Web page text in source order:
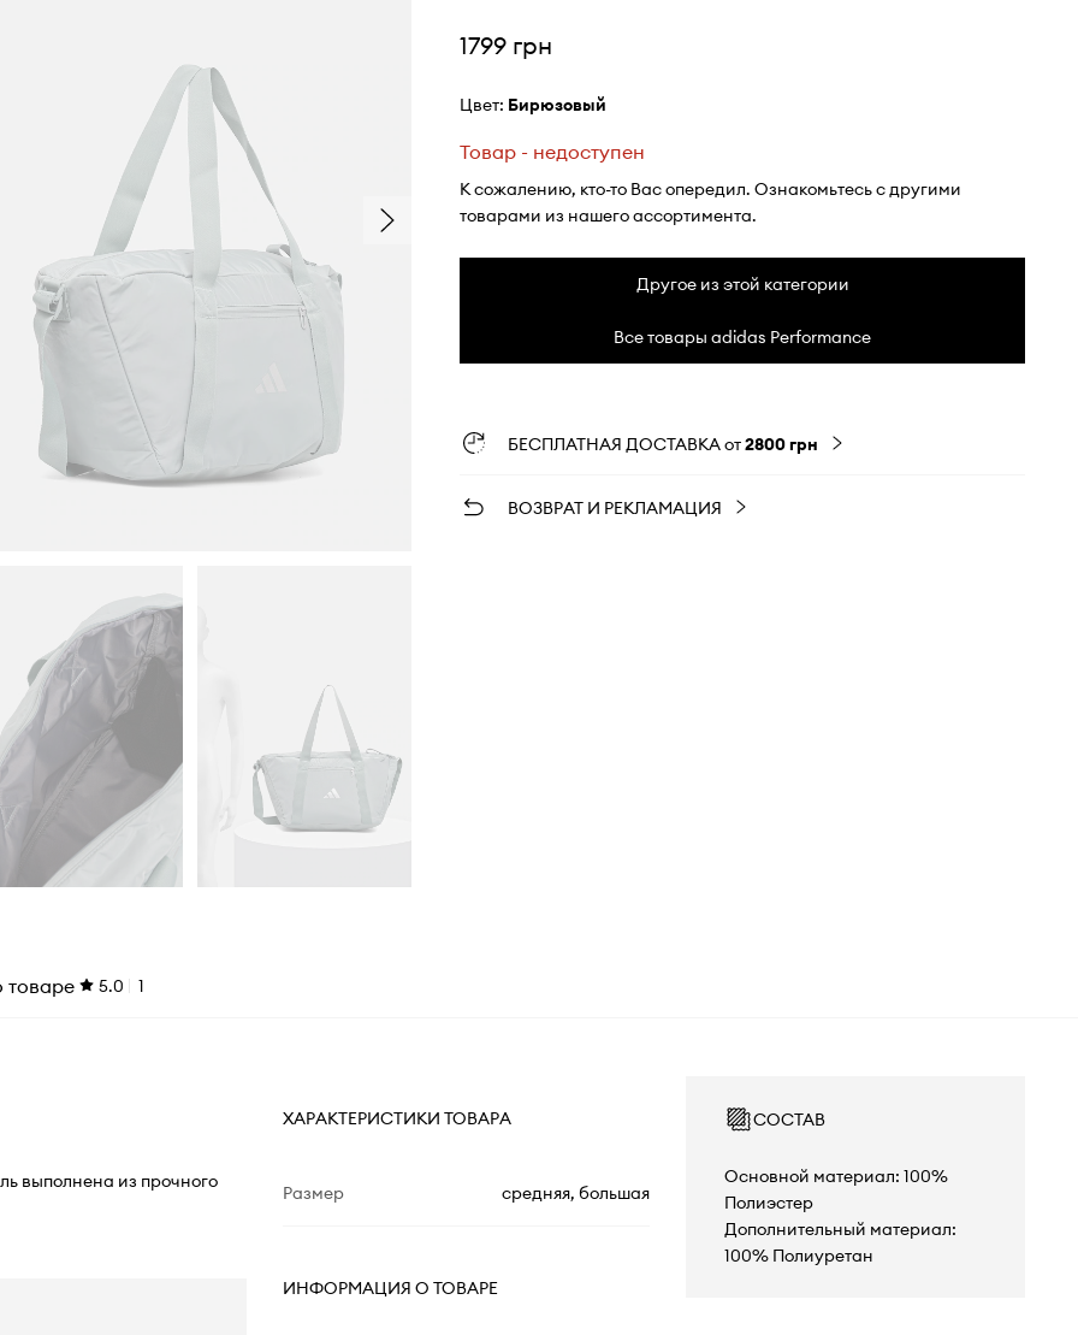
1799 грн
Цвет: бирюзовый
Товар - недоступен
К сожалению, кто-то Вас опередил. Ознакомьтесь с другими
товарами из нашего ассортимента.
Другое из этой категории
Все товары adidas Performance
БЕСПЛАТНАЯ ДОСТАВКА от2800 грн
ВОЗВРАТ И РЕКЛАМАЦИЯ
товаре 5.0 1
выполнена из прочного
ХАРАКТЕРИСТИКИ ТОВАРА
Размер средняя, большая
ИНФОРМАЦИЯ О ТОВАРЕ
СОСТАВ
Основной материал: 100%
Полиэстер
Дополнительный материал:
100% Полиуретан